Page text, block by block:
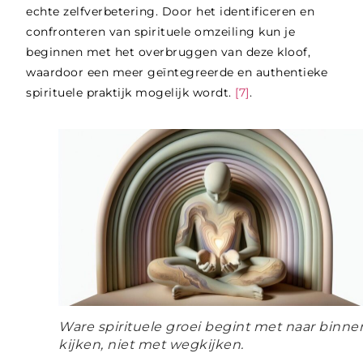
echte zelfverbetering. Door het identificeren en
confronteren van spirituele omzeiling kun je
beginnen met het overbruggen van deze kloof,
waardoor een meer geïntegreerde en authentieke
spirituele praktijk mogelijk wordt. [7].
Ware spirituele groei begint met naar
kijken, niet met wegkijken.